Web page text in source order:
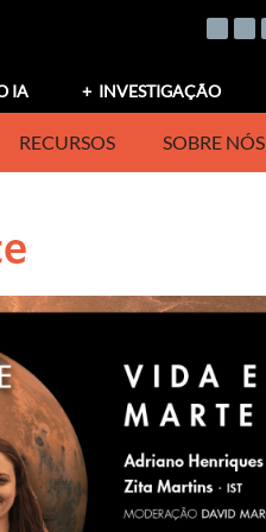
IA INVESTIGAÇÃO
RECURSOS SOBRE NÓS